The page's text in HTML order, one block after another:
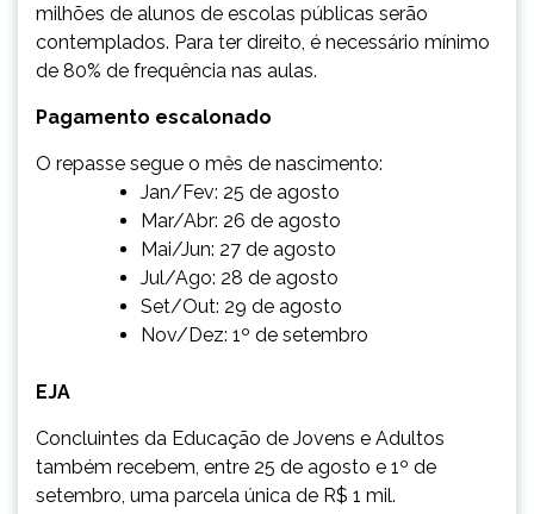
milhões de alunos de escolas públicas serão
contemplados. Para ter direito, é necessário mínimo
de 80% de frequência nas aulas.
Pagamento escalonado
O repasse segue o mês de nascimento:
Jan/Fev: 25 de agosto
Mar/Abr: 26 de agosto
Mai/Jun: 27 de agosto
Jul/Ago: 28 de agosto
Set/Out: 29 de agosto
Nov/Dez: 1º de setembro
EJA
Concluintes da Educação de Jovens e Adultos
também recebem, entre 25 de agosto e 1º de
setembro, uma parcela única de R$ 1 mil.